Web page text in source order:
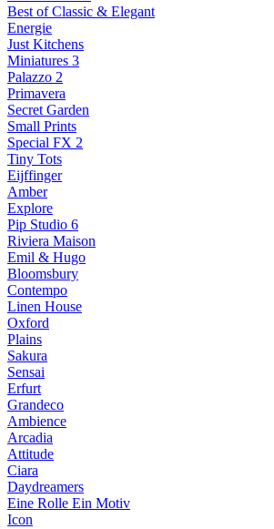
Best of Classic & Elegant
Energie
Just Kitchens
Miniatures 3
Palazzo 2
Primavera
Secret Garden
Small Prints
Special FX 2
Tiny Tots
Eijffinger
Amber
Explore
Pip Studio 6
Riviera Maison
Emil & Hugo
Bloomsbury
Contempo
Linen House
Oxford
Plains
Sakura
Sensai
Erfurt
Grandeco
Ambience
Arcadia
Attitude
Ciara
Daydreamers
Eine Rolle Ein Motiv
Icon